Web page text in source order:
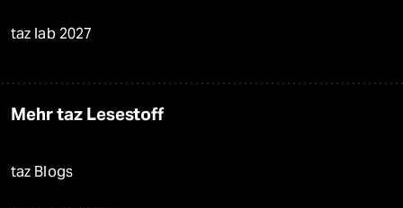
taz lab 2027
Mehr taz Lesestoff
taz Blogs